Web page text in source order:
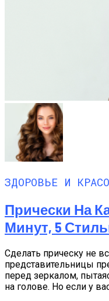
ЗДОРОВЬЕ И
Прически На
Минут, 5
Сделать прическу не
представительницы
перед зеркалом,
на голове. Но если у